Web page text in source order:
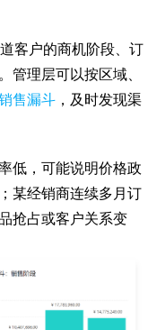
客户的商机阶段、订
管理层可以按区域、
售漏斗 ，及时发现渠
低，可能说明价格政
某经销商连续多月订
抢占或客户关系变